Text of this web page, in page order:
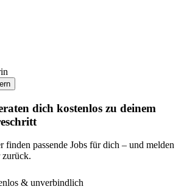
dich kostenlos zu deinem
finden passende Jobs für dich – und melden
zurück.
& unverbindlich